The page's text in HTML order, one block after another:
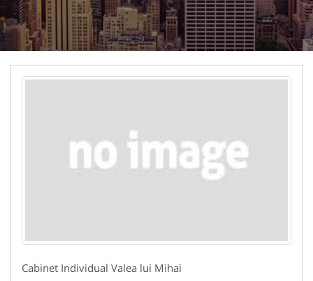
Cabinet Individual Valea lui Mihai